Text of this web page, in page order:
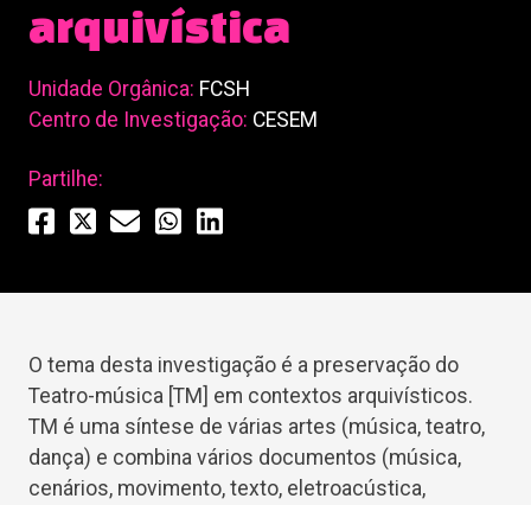
arquivística
Unidade Orgânica: FCSH
Centro de Investigação: CESEM
Partilhe:
O tema desta investigação é a preservação do
Teatro-música [TM] em contextos arquivísticos.
TM é uma síntese de várias artes (música, teatro,
dança) e combina vários documentos (música,
cenários, movimento, texto, eletroacústica,